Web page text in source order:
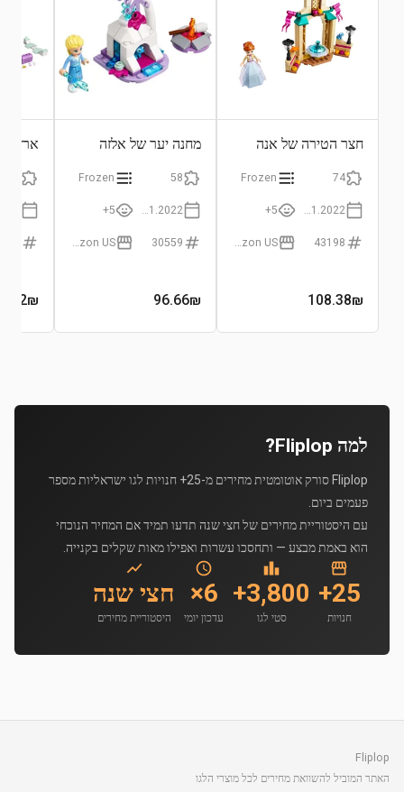
חצר הטירה של אנה
74
Frozen
5+
43198
108.38₪
מחנה יער של אלזה
58
Frozen
5+
30559
96.66₪
ארץ
₪
למה Fliplop?
Fliplop סורק אוטומטית מחירים מ-25+ חנויות לגו ישראליות מספר
פעמים ביום.
עם היסטוריית מחירים של חצי שנה תדעו תמיד אם המחיר הנוכחי
הוא באמת מבצע — ותחסכו עשרות ואפילו מאות שקלים בקנייה.
25+
חנויות
3,800+
סטי לגו
6×
עדכון יומי
חצי שנה
היסטוריית מחירים
Fliplop
האתר המוביל להשוואת מחירים לכל מוצרי הלגו